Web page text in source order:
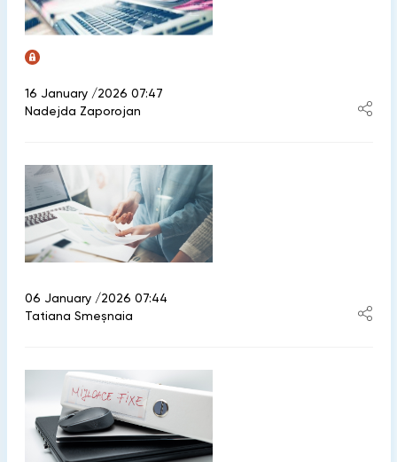
16 January /2026 07:47
Nadejda Zaporojan
06 January /2026 07:44
Tatiana Smeșnaia